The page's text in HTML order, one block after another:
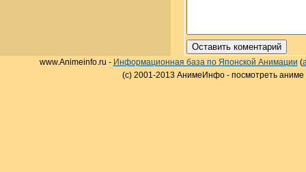
www.Animeinfo.ru - Информационная база по Японской Анимации (
(c) 2001-2013 АнимеИнфо - посмотреть аниме